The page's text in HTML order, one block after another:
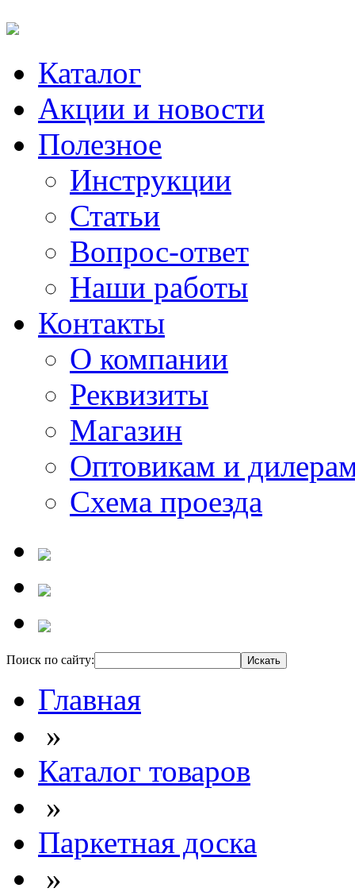
Каталог
Акции и новости
Полезное
Инструкции
Статьи
Вопрос-ответ
Наши работы
Контакты
О компании
Реквизиты
Магазин
Оптовикам и
Схема проезда
Поиск по сайту:
Главная
»
Каталог товаров
»
Паркетная доска
»